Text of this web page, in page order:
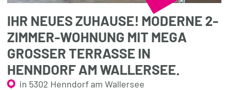
IHR NEUES ZUHAUSE! MODERNE 2-
ZIMMER-WOHNUNG MIT MEGA
GROSSER TERRASSE IN H
ENNDORF AM WALLERSEE.
in 5302 Henndorf am Wallersee